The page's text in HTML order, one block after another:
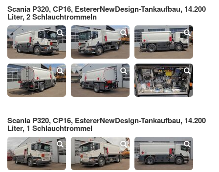
Scania P320, CP16, EstererNewDesign-Tankaufbau, 14.200
Liter, 2 Schlauchtrommeln
Scania P320, CP16, EstererNewDesign-Tankaufbau, 14.200
Liter, 1 Schlauchtrommel